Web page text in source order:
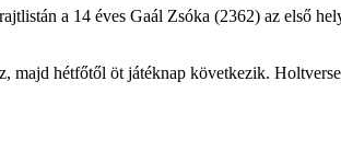
a 14 éves Gaál Zsóka (2362) az első
hétfőtől öt játéknap következik.